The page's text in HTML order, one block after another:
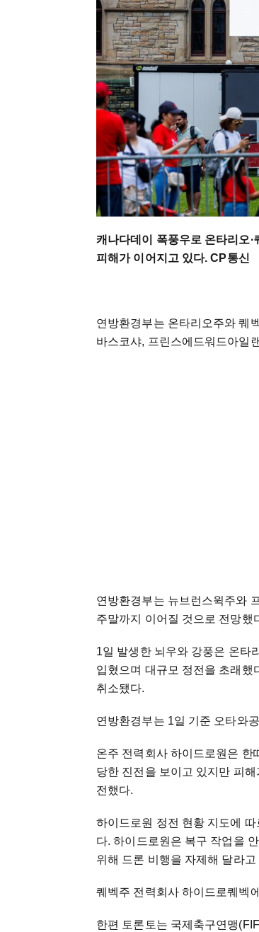
캐나다데이 폭풍우로 온타리오
피해가 이어지고 있다. CP통신
연방환경부는 온타리오주와 퀘
바스코샤, 프린스에드워드아일
연방환경부는 뉴브런스윅주와
주말까지 이어질 것으로 전망했
1일 발생한 뇌우와 강풍은 온타
입혔으며 대규모 정전을 초래했
취소됐다.
연방환경부는 1일 기준 오타와
온주 전력회사 하이드로원은 한
당한 진전을 보이고 있지만 피
전했다.
하이드로원 정전 현황 지도에
다. 하이드로원은 복구 작업을
위해 드론 비행을 자제해 달라고
퀘벡주 전력회사 하이드로퀘벡
한편 토론토는 국제축구연맹